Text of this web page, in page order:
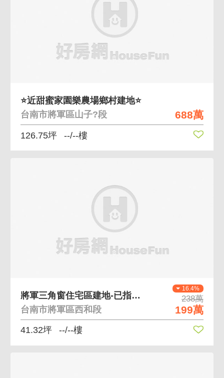
688萬
⭐近甜蜜家園樂農場鄉村建地⭐
台南市將軍區山子?段
126.75坪 --/--樓
16.4%
238萬
199萬
將軍三角窗住宅區建地-已指定建築線
台南市將軍區西和段
41.32坪 --/--樓